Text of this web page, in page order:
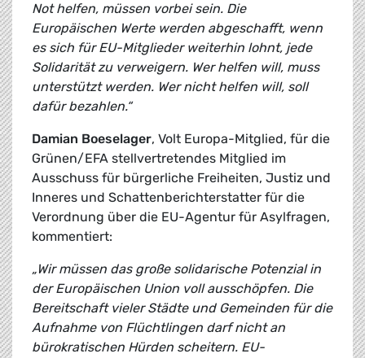
Not helfen, müssen vorbei sein. Die
Europäischen Werte werden abgeschafft, wenn
es sich für EU-Mitglieder weiterhin lohnt, jede
Solidarität zu verweigern. Wer helfen will, muss
unterstützt werden. Wer nicht helfen will, soll
dafür bezahlen.“
Damian Boeselager, Volt Europa-Mitglied, für die
Grünen/EFA stellvertretendes Mitglied im
Ausschuss für bürgerliche Freiheiten, Justiz und
Inneres und Schattenberichterstatter für die
Verordnung über die EU-Agentur für Asylfragen,
kommentiert:
„Wir müssen das große solidarische Potenzial in
der Europäischen Union voll ausschöpfen. Die
Bereitschaft vieler Städte und Gemeinden für die
Aufnahme von Flüchtlingen darf nicht an
bürokratischen Hürden scheitern. EU-